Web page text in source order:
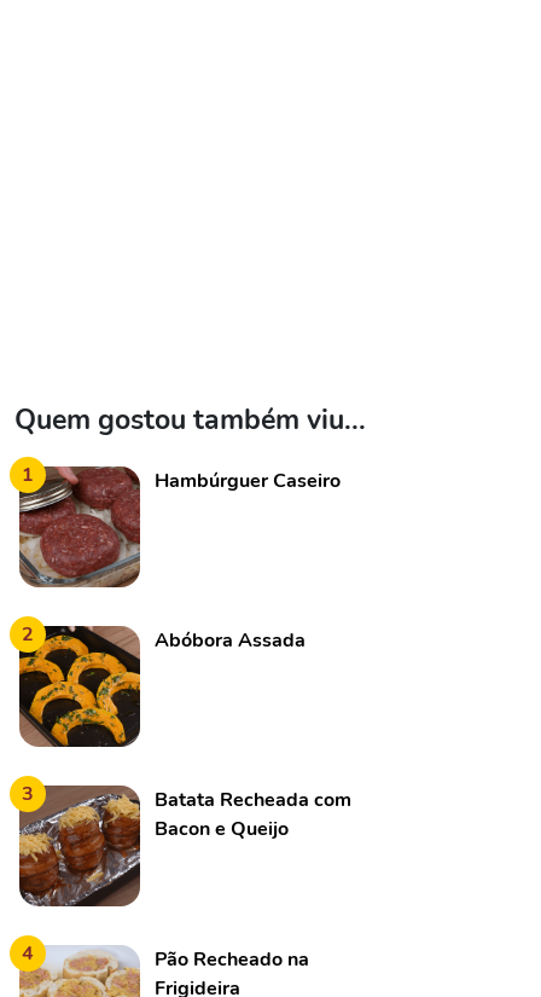
Quem gostou também viu...
1 Hambúrguer Caseiro
2 Abóbora Assada
3
Batata Recheada com
Bacon e Queijo
4
Pão Recheado na
Frigideira